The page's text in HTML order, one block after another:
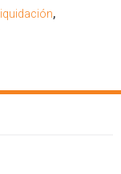
Liquidación,